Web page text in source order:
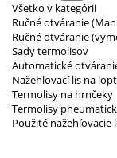
Všetko v kategórii
Ručné otváranie
Ručné otváranie
Sady termolisov
Automatické
Nažehľovací lis na
Termolisy na hrnčeky
Termolisy
Použité nažehľovacie